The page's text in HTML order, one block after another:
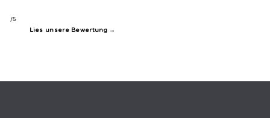
/5
Lies unsere Bewertung →